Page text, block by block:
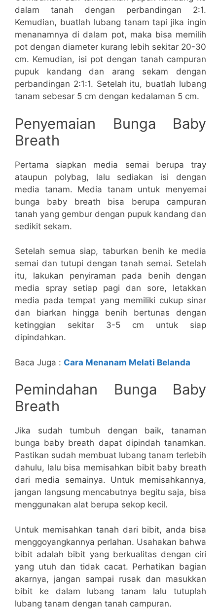
dalam tanah dengan perbandingan 2:1.
Kemudian, buatlah lubang tanam tapi jika ingin
menanamnya di dalam pot, maka bisa memilih
pot dengan diameter kurang lebih sekitar 20-30
cm. Kemudian, isi pot dengan tanah campuran
pupuk kandang dan arang sekam dengan
perbandingan 2:1:1. Setelah itu, buatlah lubang
tanam sebesar 5 cm dengan kedalaman 5 cm.
Penyemaian Bunga Baby
Breath
Pertama siapkan media semai berupa tray
ataupun polybag, lalu sediakan isi dengan
media tanam. Media tanam untuk menyemai
bunga baby breath bisa berupa campuran
tanah yang gembur dengan pupuk kandang dan
sedikit sekam.
Setelah semua siap, taburkan benih ke media
semai dan tutupi dengan tanah semai. Setelah
itu, lakukan penyiraman pada benih dengan
media spray setiap pagi dan sore, letakkan
media pada tempat yang memiliki cukup sinar
dan biarkan hingga benih bertunas dengan
ketinggian sekitar 3-5 cm untuk siap
dipindahkan.
Baca Juga : Cara Menanam Melati Belanda
Pemindahan Bunga Baby
Breath
Jika sudah tumbuh dengan baik, tanaman
bunga baby breath dapat dipindah tanamkan.
Pastikan sudah membuat lubang tanam terlebih
dahulu, lalu bisa memisahkan bibit baby breath
dari media semainya. Untuk memisahkannya,
jangan langsung mencabutnya begitu saja, bisa
menggunakan alat berupa sekop kecil.
Untuk memisahkan tanah dari bibit, anda bisa
menggoyangkannya perlahan. Usahakan bahwa
bibit adalah bibit yang berkualitas dengan ciri
yang utuh dan tidak cacat. Perhatikan bagian
akarnya, jangan sampai rusak dan masukkan
bibit ke dalam lubang tanam lalu tutuplah
lubang tanam dengan tanah campuran.